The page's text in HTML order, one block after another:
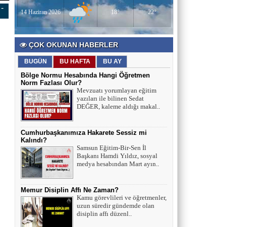
14 Haziran 2026 18° 22°
ÇOK OKUNAN HABERLER
BUGÜN BU HAFTA BU AY
Bölge Normu Hesabında Hangi Öğretmen
Norm Fazlası Olur?
Mevzuatı yorumlayan eğitim
yazıları ile bilinen Sedat
DEĞER, kaleme aldığı makal..
Cumhurbaşkanımıza Hakarete Sessiz mi
Kalındı?
Samsun Eğitim-Bir-Sen İl
Başkanı Hamdi Yıldız, sosyal
medya hesabından Mart ayın..
Memur Disiplin Affı Ne Zaman?
Kamu görevlileri ve öğretmenler,
uzun süredir gündemde olan
disiplin affı düzenl..